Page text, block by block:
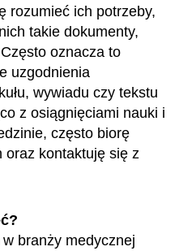
rozumieć ich potrzeby,
takie dokumenty,
oznacza to
uzgodnienia
wywiadu czy tekstu
z osiągnięciami nauki i
często biorę
oraz kontaktuję się z
branży medycznej